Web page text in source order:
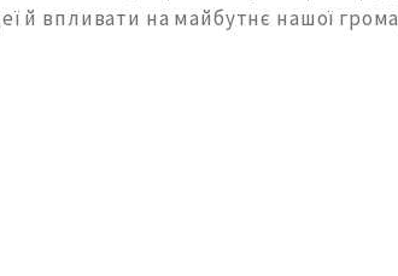
й впливати на майбутнє нашої